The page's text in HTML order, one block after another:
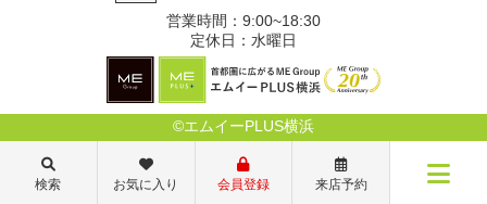
営業時間：9:00~18:30
定休日：水曜日
©エムイーPLUS横浜
検索 お気に入り 会員登録 来店予約